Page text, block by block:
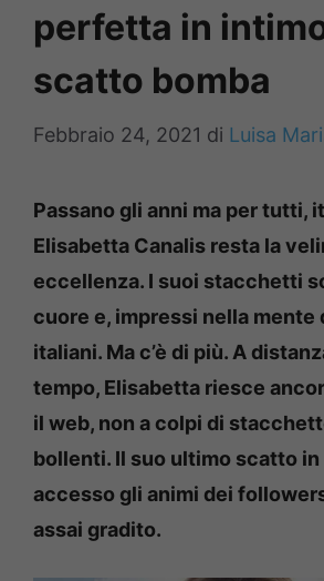
perfetta in
scatto bomba
Febbraio 24, 2021 di Luisa
Passano gli anni ma per tutti,
Elisabetta Canalis resta la
eccellenza. I suoi stacchetti
cuore e, impressi nella mente
italiani. Ma c’è di più. A
tempo, Elisabetta riesce
il web, non a colpi di
bollenti. Il suo ultimo scatto
accesso gli animi dei
assai gradito.